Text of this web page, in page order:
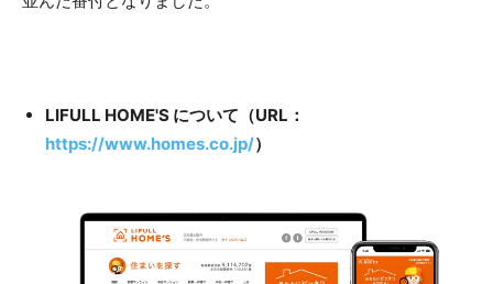
LIFULL HOME'S について（URL：
https://www.homes.co.jp/）